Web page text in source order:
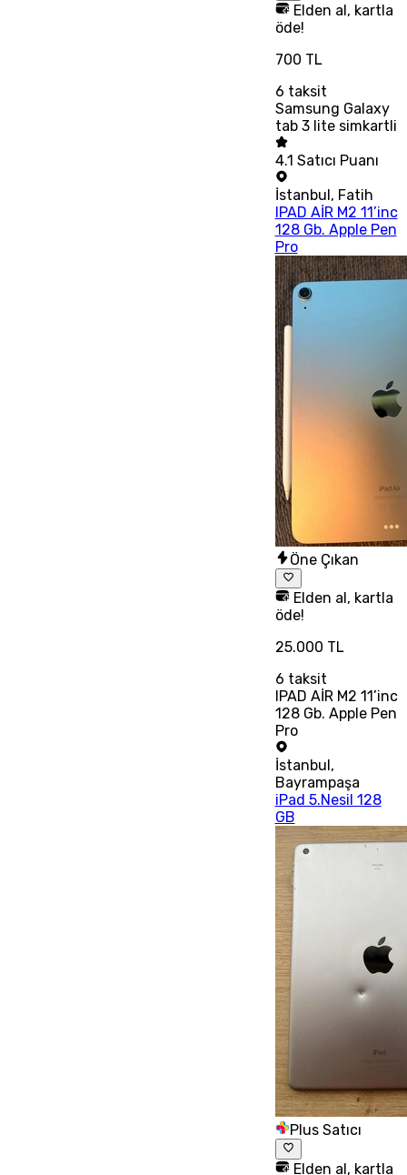
Elden al, kartla
öde!
700 TL
6 taksit
Samsung Galaxy
tab 3 lite simkartli
4.1 Satıcı Puanı
İstanbul, Fatih
IPAD AİR M2 11’inc
128 Gb. Apple Pen
Pro
Öne Çıkan
Elden al, kartla
öde!
25.000 TL
6 taksit
IPAD AİR M2 11’inc
128 Gb. Apple Pen
Pro
İstanbul ,
Bayrampaşa
iPad 5.Nesil 128
GB
Plus Satıcı
Elden al, kartla